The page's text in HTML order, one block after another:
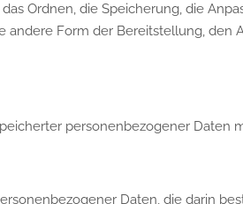
Ordnen, die Speicherung, die
Form der Bereitstellung, den
personenbezogener Daten
Daten, die darin